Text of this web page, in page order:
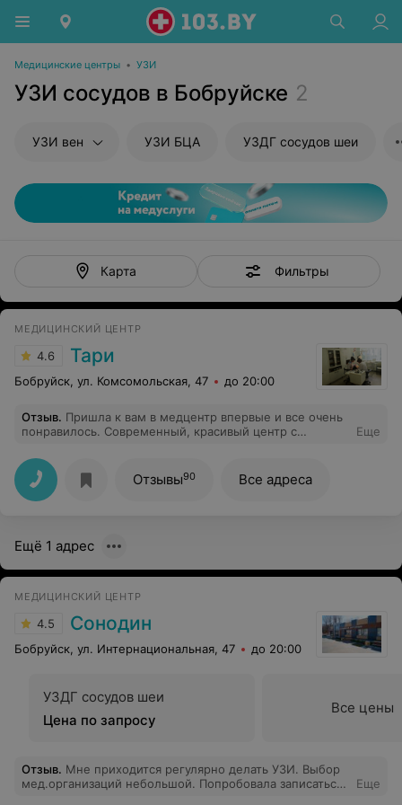
Медицинские центры • УЗИ
УЗИ сосудов в Бобруйске 2
УЗИ вен УЗИ БЦА УЗДГ сосудов шеи
Карта Фильтры
МЕДИЦИНСКИЙ ЦЕНТР
4.6 Тари
Бобруйск, ул. Комсомольская, 47 до 20:00
Отзыв. Пришла к вам в медцентр впервые и все очень
понравилось. Современный, красивый центр с
вежливые, добрые, компетентные. Рекомендую!
Еще
Отзывы90 Все адреса
Ещё 1 адрес
МЕДИЦИНСКИЙ ЦЕНТР
4.5 Сонодин
Бобруйск, ул. Интернациональная, 47 до 20:00
УЗДГ сосудов шеи
Цена по запросу
Все цены
Отзыв. Мне приходится регулярно делать УЗИ. Выбор
мед.организаций небольшой. Попробовала записаться
Еще